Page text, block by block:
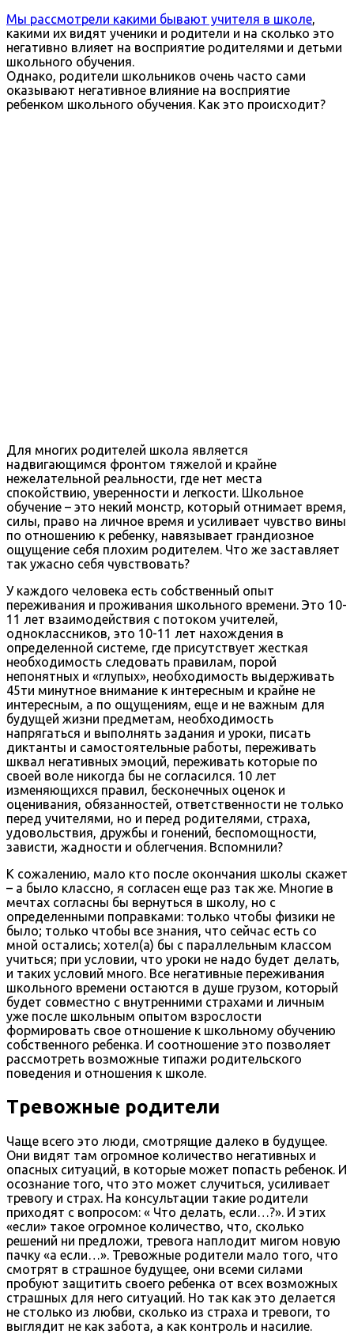
Мы рассмотрели какими бывают учителя в школе,
какими их видят ученики и родители и на сколько это
негативно влияет на восприятие родителями и детьми
школьного обучения.
Однако, родители школьников очень часто сами
оказывают негативное влияние на восприятие
ребенком школьного обучения. Как это происходит?
Для многих родителей школа является
надвигающимся фронтом тяжелой и крайне
нежелательной реальности, где нет места
спокойствию, уверенности и легкости. Школьное
обучение – это некий монстр, который отнимает время,
силы, право на личное время и усиливает чувство вины
по отношению к ребенку, навязывает грандиозное
ощущение себя плохим родителем. Что же заставляет
так ужасно себя чувствовать?
У каждого человека есть собственный опыт
переживания и проживания школьного времени. Это 10-
11 лет взаимодействия с потоком учителей,
одноклассников, это 10-11 лет нахождения в
определенной системе, где присутствует жесткая
необходимость следовать правилам, порой
непонятных и «глупых», необходимость выдерживать
45ти минутное внимание к интересным и крайне не
интересным, а по ощущениям, еще и не важным для
будущей жизни предметам, необходимость
напрягаться и выполнять задания и уроки, писать
диктанты и самостоятельные работы, переживать
шквал негативных эмоций, переживать которые по
своей воле никогда бы не согласился. 10 лет
изменяющихся правил, бесконечных оценок и
оценивания, обязанностей, ответственности не только
перед учителями, но и перед родителями, страха,
удовольствия, дружбы и гонений, беспомощности,
зависти, жадности и облегчения. Вспомнили?
К сожалению, мало кто после окончания школы скажет
– а было классно, я согласен еще раз так же. Многие в
мечтах согласны бы вернуться в школу, но с
определенными поправками: только чтобы физики не
было; только чтобы все знания, что сейчас есть со
мной остались; хотел(а) бы с параллельным классом
учиться; при условии, что уроки не надо будет делать,
и таких условий много. Все негативные переживания
школьного времени остаются в душе грузом, который
будет совместно с внутренними страхами и личным
уже после школьным опытом взрослости
формировать свое отношение к школьному обучению
собственного ребенка. И соотношение это позволяет
рассмотреть возможные типажи родительского
поведения и отношения к школе.
Тревожные родители
Чаще всего это люди, смотрящие далеко в будущее.
Они видят там огромное количество негативных и
опасных ситуаций, в которые может попасть ребенок. И
осознание того, что это может случиться, усиливает
тревогу и страх. На консультации такие родители
приходят с вопросом: « Что делать, если…?». И этих
«если» такое огромное количество, что, сколько
решений ни предложи, тревога наплодит мигом новую
пачку «а если…». Тревожные родители мало того, что
смотрят в страшное будущее, они всеми силами
пробуют защитить своего ребенка от всех возможных
страшных для него ситуаций. Но так как это делается
не столько из любви, сколько из страха и тревоги, то
выглядит не как забота, а как контроль и насилие.